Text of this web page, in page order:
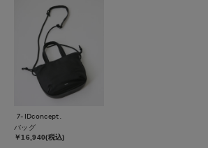
7-IDconcept.
バッグ
￥16,940(税込)